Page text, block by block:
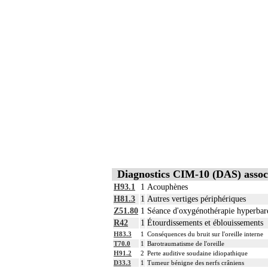
Diagnostics CIM-10 (DAS)
H93.1 1 Acouphènes
H81.3
1 Autres vertiges périphériques
Z51.80 1 Séance d'oxygénothérapie
R42
1 Étourdissements et éblouissements
H83.3 1 Conséquences du bruit sur l'oreille interne
T70.0
1 Barotraumatisme de l'oreille
H91.2
2 Perte auditive soudaine idiopathique
D33.3
1 Tumeur bénigne des nerfs crâniens